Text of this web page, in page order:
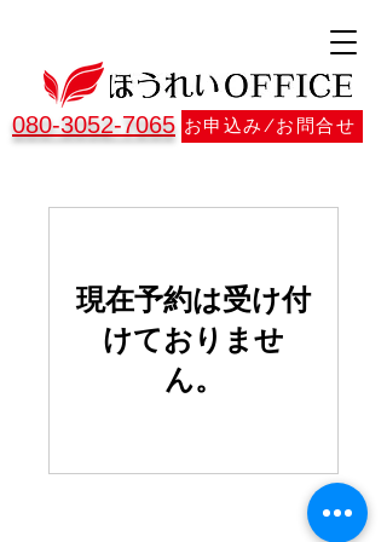
お申込み/お問合せ
080-3052-7065
現在予約は受け付
けておりませ
ん。